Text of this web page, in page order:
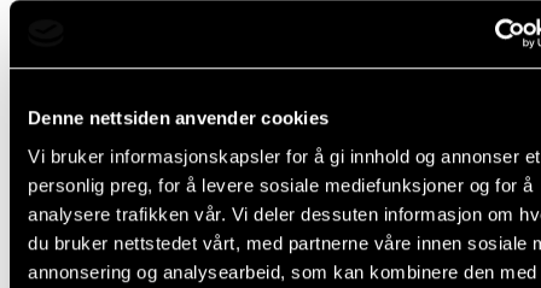
Denne nettsiden anvender cookies
Vi bruker informasjonskapsler for å gi innhold og annonser et
personlig preg, for å levere sosiale mediefunksjoner og for å
analysere trafikken vår. Vi deler dessuten informasjon om
du bruker nettstedet vårt, med partnerne våre innen sosiale
annonsering og analysearbeid, som kan kombinere den med
Fant du det du lette etter?
L Ja Nei